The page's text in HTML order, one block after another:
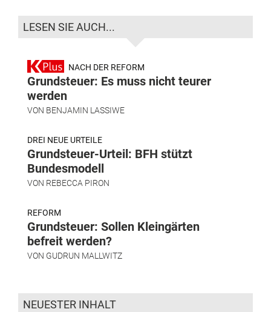
LESEN SIE AUCH...
NACH DER REFORM
Grundsteuer: Es muss nicht teurer
werden
VON BENJAMIN LASSIWE
DREI NEUE URTEILE
Grundsteuer-Urteil: BFH stützt
Bundesmodell
VON REBECCA PIRON
REFORM
Grundsteuer: Sollen Kleingärten
befreit werden?
VON GUDRUN MALLWITZ
NEUESTER INHALT